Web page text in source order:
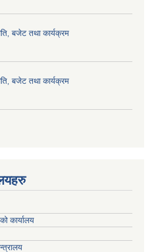
बजेट तथा कार्यक्रम
बजेट तथा कार्यक्रम
कार्यालय